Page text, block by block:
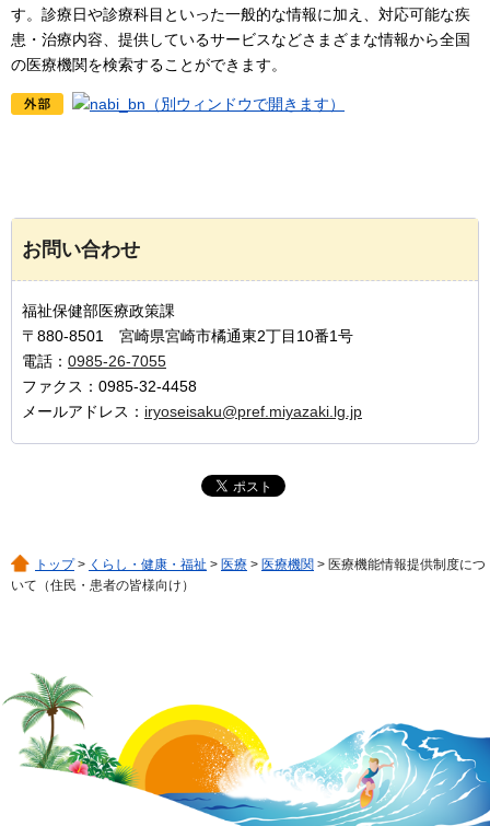
す。診療日や診療科目といった一般的な情報に加え、対応可能な疾
患・治療内容、提供しているサービスなどさまざまな情報から全国
の医療機関を検索することができます。
（別ウィンドウで開きます）
お問い合わせ
福祉保健部医療政策課
〒880-8501 宮崎県宮崎市橘通東2丁目10番1号
電話： 0985-26-7055
ファクス：0985-32-4458
メールアドレス： iryoseisaku@pref.miyazaki.lg.jp
トップ> くらし・健康・福祉 > 医療 > 医療機関 > 医療機能情報提供制度につ
いて（住民・患者の皆様向け）